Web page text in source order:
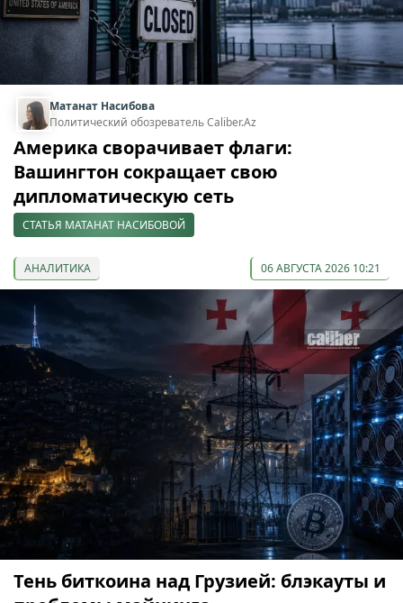
Матанат Насибова
Политический обозреватель Caliber.Az
Америка сворачивает флаги:
Вашингтон сокращает свою
дипломатическую сеть
СТАТЬЯ МАТАНАТ НАСИБОВОЙ
АНАЛИТИКА 06 АВГУСТА 2026 10:21
Тень биткоина над Грузией: блэкауты и